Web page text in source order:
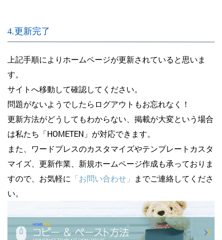
4.更新完了
上記手順によりホームページが更新されていると思いま
す。
サイトへ移動して確認してください。
問題がないようでしたらログアウトもお忘れなく！
更新方法がどうしてもわからない、掲載が大変という場合
は私たち「HOMETEN」が対応できます。
また、ワードプレスのカスタマイズやテンプレートカスタ
マイズ、更新作業、新規ホームページ作成も承っておりま
すので、お気軽に 「お問い合わせ」 までご連絡してくださ
い。